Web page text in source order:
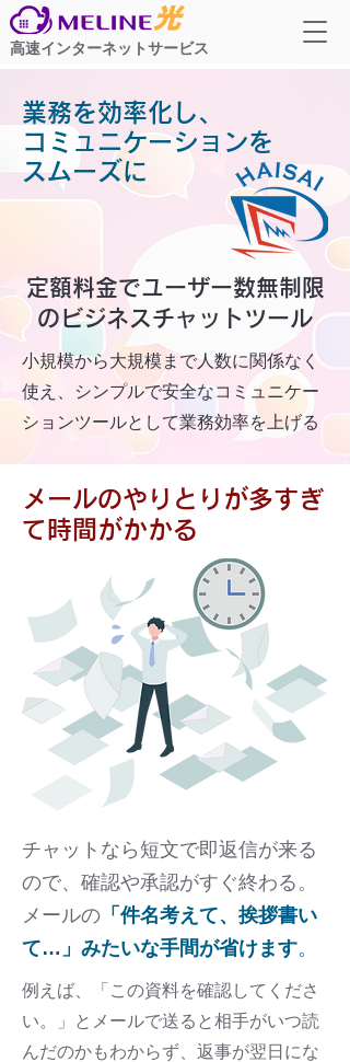
高速インターネットサービス
業務を効率化し、
コミュニケーションを
スムーズに
定額料金でユーザー数無制限
のビジネスチャットツール
小規模から大規模まで人数に関係なく
使え、シンプルで安全なコミュニケー
ションツールとして業務効率を上げる
メールのやりとりが多すぎ
て時間がかかる
チャットなら短文で即返信が来る
ので、確認や承認がすぐ終わる。
メールの 「件名考えて、挨拶書い
て…」みたいな手間が省けます。
例えば、「この資料を確認してくださ
い。」とメールで送ると相手がいつ読
んだのかもわからず、返事が翌日にな